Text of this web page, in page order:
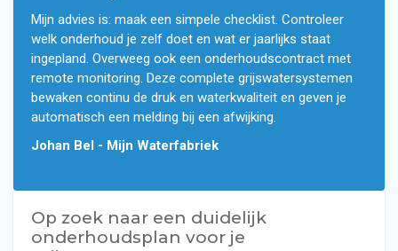
Mijn advies is: maak een simpele checklist. Controleer
welk onderhoud je zelf doet en wat er jaarlijks staat
ingepland. Overweeg ook een onderhoudscontract met
remote monitoring. Deze complete grijswatersystemen
bewaken continu de druk en waterkwaliteit en geven je
automatisch een melding bij een afwijking.
Johan Bel - Mijn Waterfabriek
Op zoek naar een duidelijk
onderhoudsplan voor je